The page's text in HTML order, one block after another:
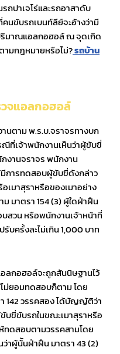
ปาเจโร่และรถอาสาดับ
นขับรถเบนท์ลีย์จะอ้างว่ามี
ริมาณแอลกอฮอล์ ณ จุดเกิด
มกฎหมายหรือไม่?รถบ้าน
จแอลกอฮอล์
นตาม พ.ร.บ.จราจรทางบก
ณีที่เจ้าพนักงานเห็นว่าผู้ขับขี่
กงานจราจร พนักงาน
การทดสอบผู้ขับขี่ดังกล่าว
เมาสุราหรือของเมาอย่าง
มาตรา 154 (3) ผู้ใดฝ่าฝืน
สวน หรือพนักงานเจ้าหน้าที่
รับครั้งละไม่เกิน 1,000 บาท
ลกอฮอล์จะถูกสันนิษฐานไว้
ม่ยอมทดสอบก็ตาม โดย
142 วรรคสอง ได้บัญญัติว่า
ขี่ขับรถในขณะเมาสุราหรือ
ทดสอบตามวรรคสามโดย
าผู้น้ันฝ่าฝืน มาตรา 43 (2)